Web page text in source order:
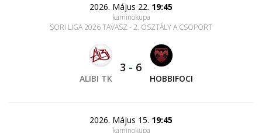
2026. Május 22. 19:45
kaminokupa
SORI LIGA 2026 TAVASZ - 2. OSZTÁLY A CSOPORT
ALIBI TK
3 - 6
HOBBIFOCI
2026. Május 15. 19:45
kaminokupa